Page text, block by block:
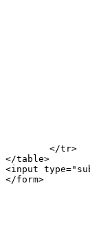
</table>
<input
</form>